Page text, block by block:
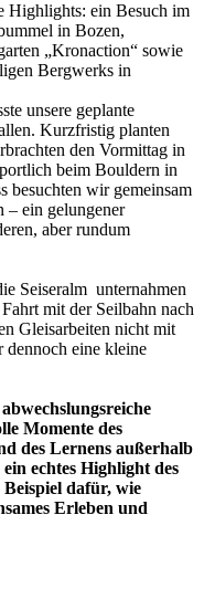
Highlights: ein Besuch im
in Bozen,
„Kronaction“ sowie
Bergwerks in
unsere geplante
Kurzfristig planten
den Vormittag in
beim Bouldern in
besuchten wir gemeinsam
– ein gelungener
aber rundum
Seiseralm unternahmen
mit der Seilbahn nach
Gleisarbeiten nicht mit
dennoch eine kleine
Momente des
des Lernens außerhalb
echtes Highlight des
dafür, wie
Erleben und